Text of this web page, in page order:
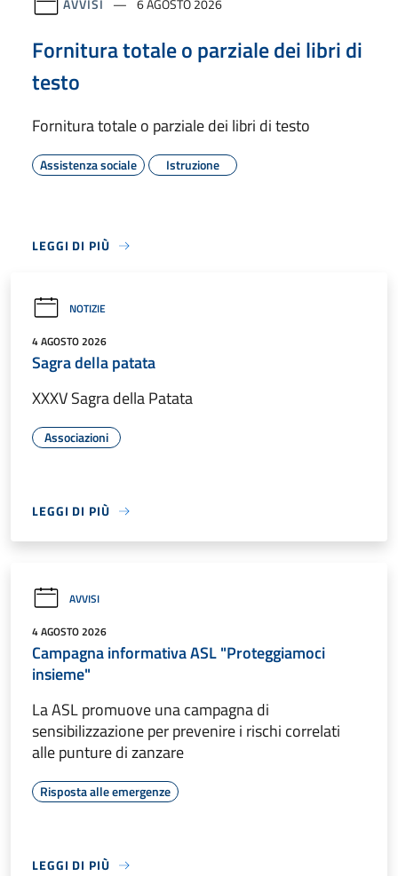
Fornitura totale o parziale dei libri di
testo
Fornitura totale o parziale dei libri di testo
Assistenza sociale Istruzione
LEGGI DI PIÙ
NOTIZIE
4 AGOSTO 2026
Sagra della patata
XXXV Sagra della Patata
Associazioni
LEGGI DI PIÙ
AVVISI
4 AGOSTO 2026
Campagna informativa ASL "Proteggiamoci
insieme"
La ASL promuove una campagna di
sensibilizzazione per prevenire i rischi correlati
alle punture di zanzare
Risposta alle emergenze
LEGGI DI PIÙ